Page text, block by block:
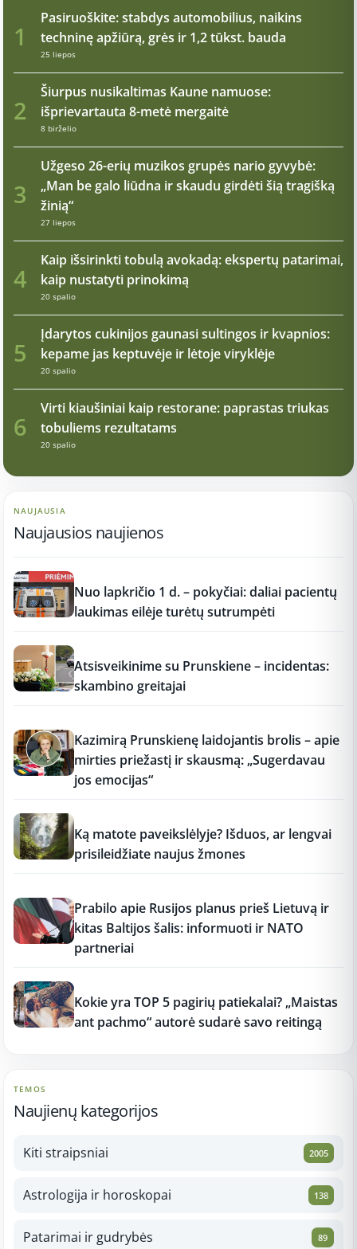
1
Pasiruoškite: stabdys automobilius, naikins
techninę apžiūrą, grės ir 1,2 tūkst. bauda
25 liepos
2
Šiurpus nusikaltimas Kaune namuose:
išprievartauta 8-metė mergaitė
8 birželio
3
Užgeso 26-erių muzikos grupės nario gyvybė:
„Man be galo liūdna ir skaudu girdėti šią tragišką
žinią“
27 liepos
4
Kaip išsirinkti tobulą avokadą: ekspertų patarimai,
kaip nustatyti prinokimą
20 spalio
5
Įdarytos cukinijos gaunasi sultingos ir kvapnios:
kepame jas keptuvėje ir lėtoje viryklėje
20 spalio
6
Virti kiaušiniai kaip restorane: paprastas triukas
tobuliems rezultatams
20 spalio
NAUJAUSIA
Naujausios naujienos
Nuo lapkričio 1 d. – pokyčiai: daliai pacientų
laukimas eilėje turėtų sutrumpėti
Atsisveikinime su Prunskiene – incidentas:
skambino greitajai
Kazimirą Prunskienę laidojantis brolis – apie
mirties priežastį ir skausmą: „Sugerdavau
jos emocijas“
Ką matote paveikslėlyje? Išduos, ar lengvai
prisileidžiate naujus žmones
Prabilo apie Rusijos planus prieš Lietuvą ir
kitas Baltijos šalis: informuoti ir NATO
partneriai
Kokie yra TOP 5 pagirių patiekalai? „Maistas
ant pachmo“ autorė sudarė savo reitingą
TEMOS
Naujienų kategorijos
Kiti straipsniai 2005
Astrologija ir horoskopai 138
Patarimai ir gudrybės 89